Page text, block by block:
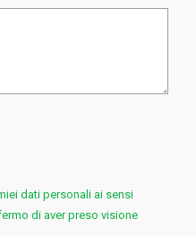
dati personali ai sensi
di aver preso visione